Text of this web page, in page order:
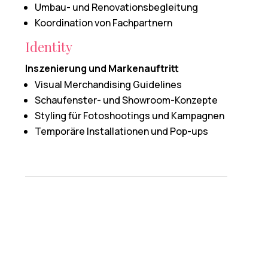
Umbau- und Renovationsbegleitung
Koordination von Fachpartnern
Identity
Inszenierung und Markenauftritt
Visual Merchandising Guidelines
Schaufenster- und Showroom-Konzepte
Styling für Fotoshootings und Kampagnen
Temporäre Installationen und Pop-ups